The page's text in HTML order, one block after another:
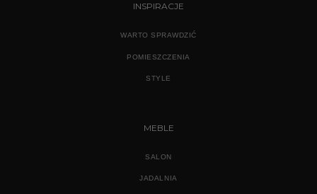
INSPIRACJE
WARTO SPRAWDZIĆ
POMIESZCZENIA
STYLE
MEBLE
SALON
JADALNIA